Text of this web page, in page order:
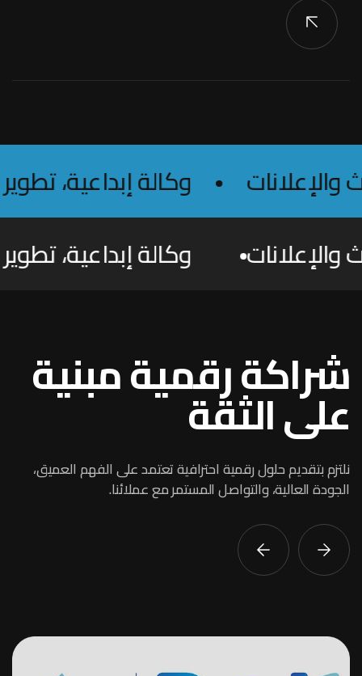
وكالة إبداعية، تطوير أنظمة العمل،
وكالة إبداعية، تطوير أنظمة العمل،
شراكة رقمية مبنية
على الثقة
نلتزم بتقديم حلول رقمية احترافية تعتمد على الفهم العميق،
الجودة العالية، والتواصل المستمر مع عملائنا.